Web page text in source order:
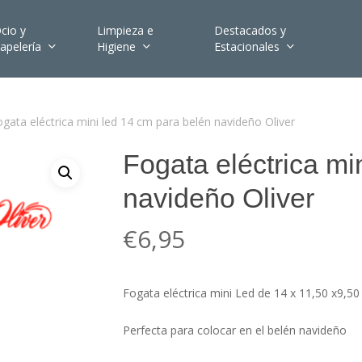
y
Limpieza e
Higiene
Destacados y
Estacionales
eléctrica mini led 14 cm para belén navideño Oliver
Fogata eléctrica
navideño Oliver
€6,95
Fogata eléctrica mini Led de 14 x 11,50
Perfecta para colocar en el belén navideño